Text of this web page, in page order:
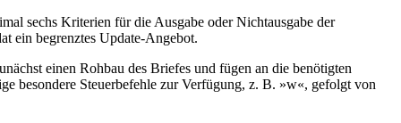
sechs Kriterien für die Ausgabe oder Nichtausgabe der
ein begrenztes Update-Angebot.
einen Rohbau des Briefes und fügen an die benötigten
besondere Steuerbefehle zur Verfügung, z. B. »w«, gefolgt von